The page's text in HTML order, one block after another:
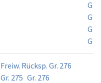
Gr.
Gr.
Gr.
Gr.
Freiw. Rücksp. Gr. 276
Gr. 275 Gr. 276